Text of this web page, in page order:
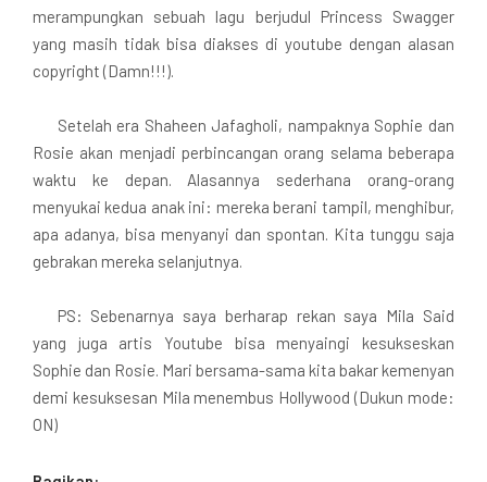
merampungkan sebuah lagu berjudul Princess Swagger
yang masih tidak bisa diakses di youtube dengan alasan
copyright (Damn!!!).
Setelah era Shaheen Jafagholi, nampaknya Sophie dan
Rosie akan menjadi perbincangan orang selama beberapa
waktu ke depan. Alasannya sederhana orang-orang
menyukai kedua anak ini: mereka berani tampil, menghibur,
apa adanya, bisa menyanyi dan spontan. Kita tunggu saja
gebrakan mereka selanjutnya.
PS: Sebenarnya saya berharap rekan saya Mila Said
yang juga artis Youtube bisa menyaingi kesukseskan
Sophie dan Rosie. Mari bersama-sama kita bakar kemenyan
demi kesuksesan Mila menembus Hollywood (Dukun mode:
ON)